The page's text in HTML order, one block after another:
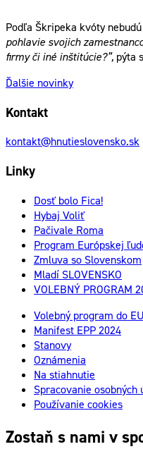
Podľa Škripeka kvóty
pohlavie svojich
firmy či iné inštitúcie?”, pýta
Ďalšie novinky
Kontakt
kontakt@hnutieslovensko.sk
Linky
Dosť bolo Fica!
Hybaj Voliť
Pačivale Roma
Program Európskej
Zmluva so Slovenskom
Mladí SLOVENSKO
VOLEBNÝ PROGRAM
Volebný program do
Manifest EPP 2024
Stanovy
Oznámenia
Na stiahnutie
Spracovanie osobných
Používanie cookies
Zostaň s nami v